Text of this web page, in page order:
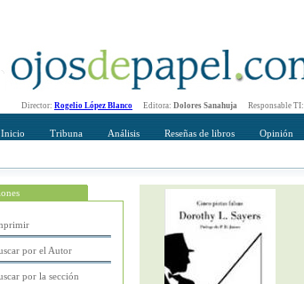
Director: Rogelio López Blanco Editora: Dolores Sanahuja Responsable TI:
Inicio Tribuna Análisis Reseñas de libros Opinión
por el Autor
por la sección
Recomendar
Su nombre Completo